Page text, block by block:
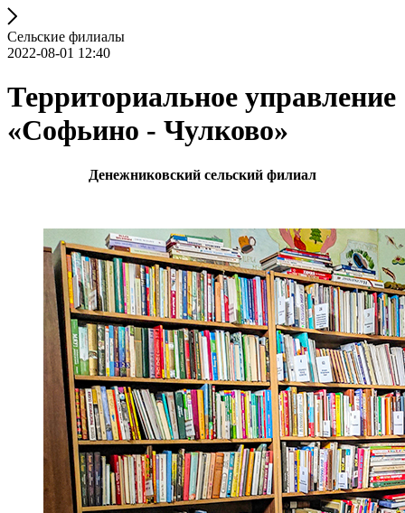
Сельские филиалы
2022-08-01 12:40
Территориальное управление
«Софьино - Чулково»
Денежниковский сельский филиал